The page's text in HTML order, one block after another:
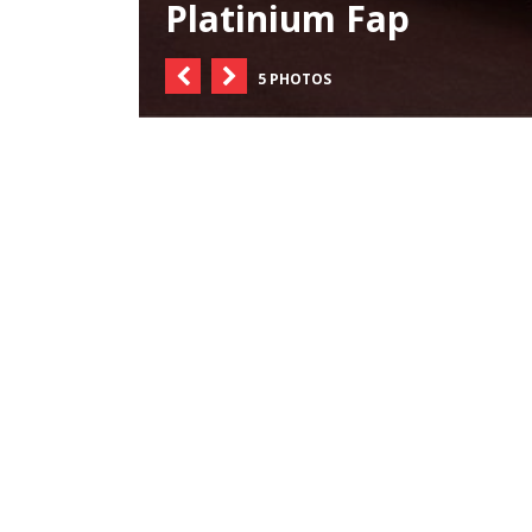
Platinium Fap
5 PHOTOS